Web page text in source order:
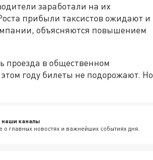
заработали на их
прибыли таксистов ожидают и
объясняются повышением
проезда в общественном
году билеты не подорожают. Но
наши каналы
о главных новостях и важнейших событиях дня.